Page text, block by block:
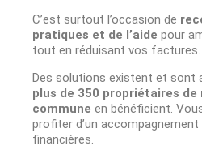
C’est surtout l’occasion de
pratiques et de l’aide pour
tout en réduisant vos factures.
Des solutions existent et sont
plus de 350 propriétaires de
commune en bénéficient.
profiter d’un accompagnement
financières.